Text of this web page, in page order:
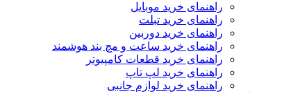
راهنمای خرید موبایل
راهنمای خرید تبلت
راهنمای خرید دوربین
راهنمای خرید ساعت و مچ بند هوشمند
راهنمای خرید قطعات کامپیوتر
راهنمای خرید لپ تاپ
راهنمای خرید لوازم جانبی